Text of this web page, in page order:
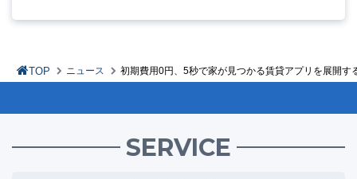
TOP ニュース 初期費⽤0円、5秒で家が⾒つかる賃貸アプリを展開す
SERVICE